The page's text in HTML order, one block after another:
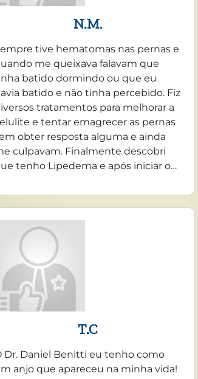
N.M.
tive hematomas nas pernas e
me queixava falavam que
batido dormindo ou que eu
batido e não tinha percebido. Fiz
tratamentos para melhorar a
e tentar emagrecer as pernas
obter resposta alguma e ainda
culpavam. Finalmente descobri
tenho Lipedema e após iniciar o…
T.C
Dr. Daniel Benitti eu tenho como
anjo que apareceu na minha vida!